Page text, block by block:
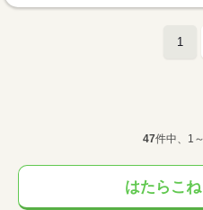
1
47件中、1
はたらこ